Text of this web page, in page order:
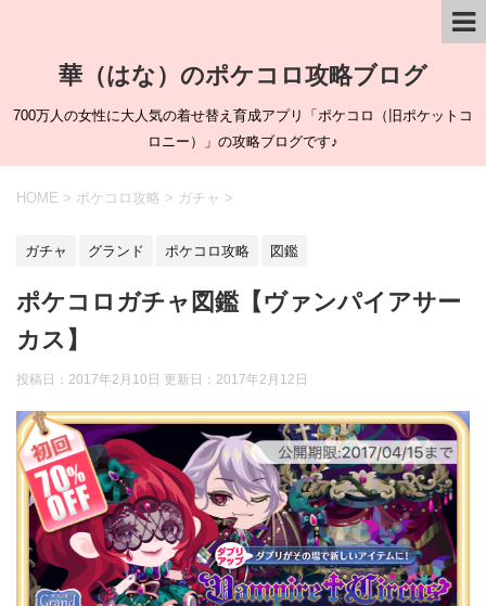
華（はな）のポケコロ攻略ブログ
700万人の女性に大人気の着せ替え育成アプリ「ポケコロ（旧ポケットコ
ロニー）」の攻略ブログです♪
HOME > ポケコロ攻略 > ガチャ >
ガチャ グランド ポケコロ攻略 図鑑
ポケコロガチャ図鑑【ヴァンパイアサー
カス】
投稿日：2017年2月10日 更新日： 2017年2月12日